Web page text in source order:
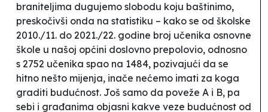
braniteljima dugujemo slobodu koju baštinimo,
preskočivši onda na statistiku – kako se od školske
2010./11. do 2021./22. godine broj učenika osnovne
škole u našoj općini doslovno prepolovio, odnosno
s 2752 učenika spao na 1484, pozivajući da se
hitno nešto mijenja, inače nećemo imati za koga
graditi budućnost. Još samo da poveže A i B, pa
sebi i građanima objasni kakve veze budućnost od